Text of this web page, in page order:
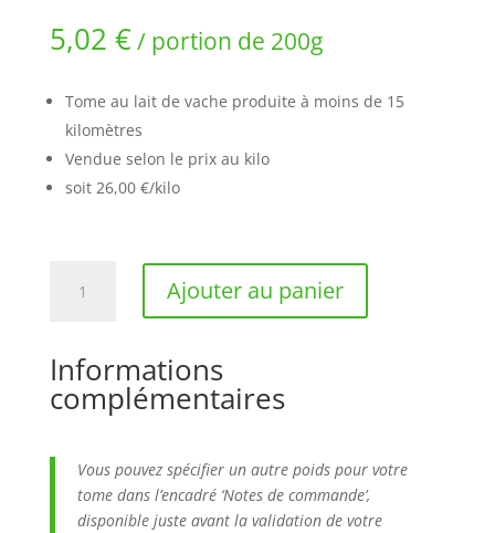
5,02 €/ portion de 200g
Tome au lait de vache produite à moins de 15
kilomètres
Vendue selon le prix au kilo
soit 26,00 €/kilo
Lait
de
200g
Ajouter au panier
Informations
complémentaires
Vous pouvez spécifier un autre poids pour votre
tome dans l’encadré ‘Notes de commande’,
disponible juste avant la validation de votre